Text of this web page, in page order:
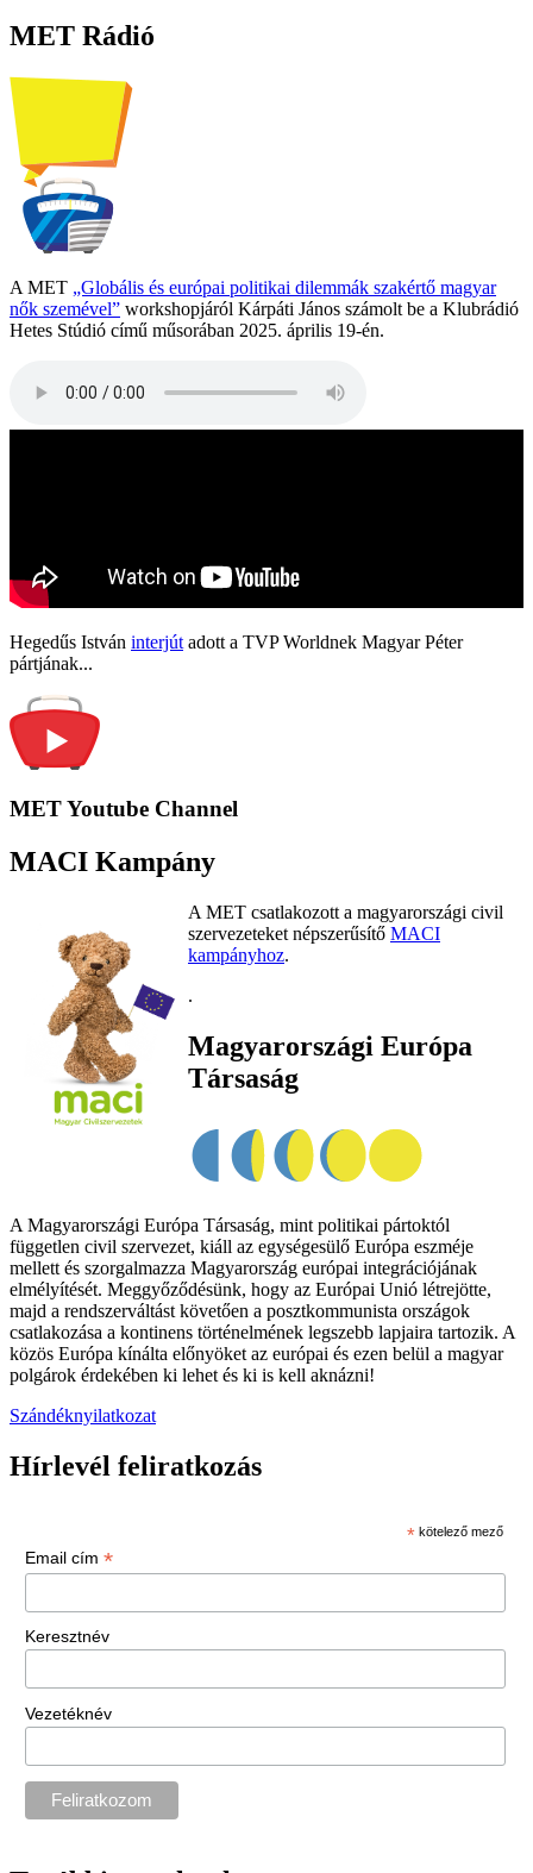
MET Rádió
A MET „Globális és európai politikai dilemmák szakértő magyar
nők szemével” workshopjáról Kárpáti János számolt be a Klubrádió
Hetes Stúdió című műsorában 2025. április 19-én.
Hegedűs István interjút adott a TVP Worldnek Magyar Péter
pártjának...
MET Youtube Channel
MACI Kampány
A MET csatlakozott a magyarországi civil
szervezeteket népszerűsítő MACI
kampányhoz.
.
Magyarországi Európa
Társaság
A Magyarországi Európa Társaság, mint politikai pártoktól
független civil szervezet, kiáll az egységesülő Európa eszméje
mellett és szorgalmazza Magyarország európai integrációjának
elmélyítését. Meggyőződésünk, hogy az Európai Unió létrejötte,
majd a rendszerváltást követően a posztkommunista országok
csatlakozása a kontinens történelmének legszebb lapjaira tartozik. A
közös Európa kínálta előnyöket az európai és ezen belül a magyar
polgárok érdekében ki lehet és ki is kell aknázni!
Szándéknyilatkozat
Hírlevél feliratkozás
* kötelező mező
Email cím *
Keresztnév
Vezetéknév